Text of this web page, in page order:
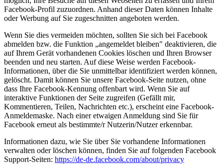
Facebook-Profil zuzuordnen. Anhand dieser Daten können Inhalte
oder Werbung auf Sie zugeschnitten angeboten werden.
Wenn Sie dies vermeiden möchten, sollten Sie sich bei Facebook
abmelden bzw. die Funktion „angemeldet bleiben" deaktivieren, die
auf Ihrem Gerät vorhandenen Cookies löschen und Ihren Browser
beenden und neu starten. Auf diese Weise werden Facebook-
Informationen, über die Sie unmittelbar identifiziert werden können,
gelöscht. Damit können Sie unsere Facebook-Seite nutzen, ohne
dass Ihre Facebook-Kennung offenbart wird. Wenn Sie auf
interaktive Funktionen der Seite zugreifen (Gefällt mir,
Kommentieren, Teilen, Nachrichten etc.), erscheint eine Facebook-
Anmeldemaske. Nach einer etwaigen Anmeldung sind Sie für
Facebook erneut als bestimmte/r Nutzerin/Nutzer erkennbar.
Informationen dazu, wie Sie über Sie vorhandene Informationen
verwalten oder löschen können, finden Sie auf folgenden Facebook
Support-Seiten: https://de-de.facebook.com/about/privacy